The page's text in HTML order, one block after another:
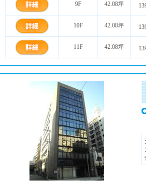
9F 42.08坪
10F 42.08坪
11F 42.08坪